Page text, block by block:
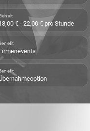
€ - 22,00 € pro Stunde